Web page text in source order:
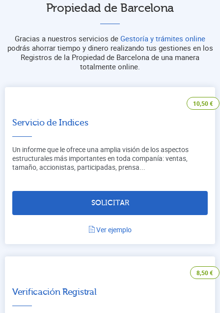
Propiedad de Barcelona
Gracias a nuestros servicios de Gestoría y trámites online
podrás ahorrar tiempo y dinero realizando tus gestiones en los
Registros de la Propiedad de Barcelona de una manera
totalmente online.
10,50€
Servicio de Indices
Un informe que le ofrece una amplia visión de los aspectos
estructurales más importantes en toda companía: ventas,
tamaño, accionistas, participadas, prensa...
SOLICITAR
Ver ejemplo
8,50€
Verificación Registral